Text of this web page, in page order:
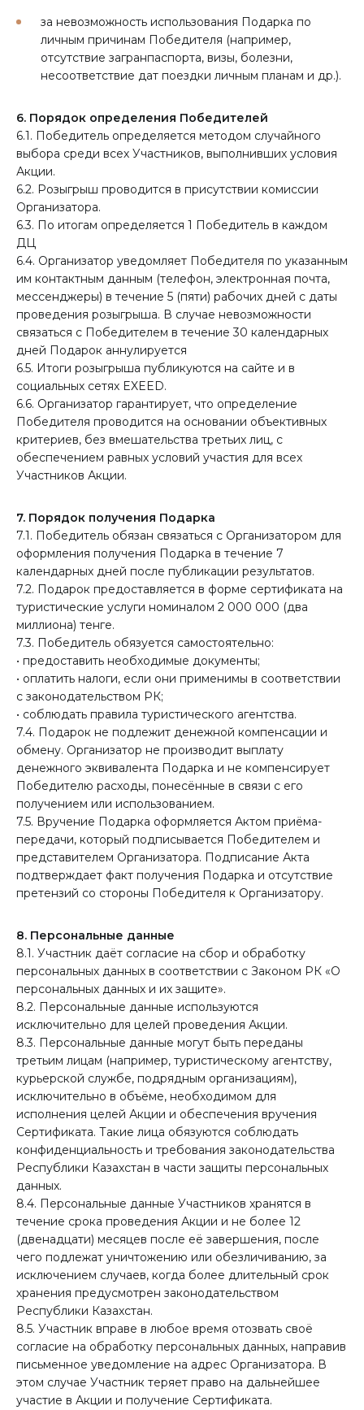
за невозможность использования Подарка по
личным причинам Победителя (например,
отсутствие загранпаспорта, визы, болезни,
несоответствие дат поездки личным планам и др.).
6. Порядок определения Победителей
6.1. Победитель определяется методом случайного
выбора среди всех Участников, выполнивших условия
Акции.
6.2. Розыгрыш проводится в присутствии комиссии
Организатора.
6.3. По итогам определяется 1 Победитель в каждом
ДЦ
6.4. Организатор уведомляет Победителя по указанным
им контактным данным (телефон, электронная почта,
мессенджеры) в течение 5 (пяти) рабочих дней с даты
проведения розыгрыша. В случае невозможности
связаться с Победителем в течение 30 календарных
дней Подарок аннулируется
6.5. Итоги розыгрыша публикуются на сайте и в
социальных сетях EXEED.
6.6. Организатор гарантирует, что определение
Победителя проводится на основании объективных
критериев, без вмешательства третьих лиц, с
обеспечением равных условий участия для всех
Участников Акции.
7. Порядок получения Подарка
7.1. Победитель обязан связаться с Организатором для
оформления получения Подарка в течение 7
календарных дней после публикации результатов.
7.2. Подарок предоставляется в форме сертификата на
туристические услуги номиналом 2 000 000 (два
миллиона) тенге.
7.3. Победитель обязуется самостоятельно:
• предоставить необходимые документы;
• оплатить налоги, если они применимы в соответствии
с законодательством РК;
• соблюдать правила туристического агентства.
7.4. Подарок не подлежит денежной компенсации и
обмену. Организатор не производит выплату
денежного эквивалента Подарка и не компенсирует
Победителю расходы, понесённые в связи с его
получением или использованием.
7.5. Вручение Подарка оформляется Актом приёма-
передачи, который подписывается Победителем и
представителем Организатора. Подписание Акта
подтверждает факт получения Подарка и отсутствие
претензий со стороны Победителя к Организатору.
8. Персональные данные
8.1. Участник даёт согласие на сбор и обработку
персональных данных в соответствии с Законом РК «О
персональных данных и их защите».
8.2. Персональные данные используются
исключительно для целей проведения Акции.
8.3. Персональные данные могут быть переданы
третьим лицам (например, туристическому агентству,
курьерской службе, подрядным организациям),
исключительно в объёме, необходимом для
исполнения целей Акции и обеспечения вручения
Сертификата. Такие лица обязуются соблюдать
конфиденциальность и требования законодательства
Республики Казахстан в части защиты персональных
данных.
8.4. Персональные данные Участников хранятся в
течение срока проведения Акции и не более 12
(двенадцати) месяцев после её завершения, после
чего подлежат уничтожению или обезличиванию, за
исключением случаев, когда более длительный срок
хранения предусмотрен законодательством
Республики Казахстан.
8.5. Участник вправе в любое время отозвать своё
согласие на обработку персональных данных, направив
письменное уведомление на адрес Организатора. В
этом случае Участник теряет право на дальнейшее
участие в Акции и получение Сертификата.